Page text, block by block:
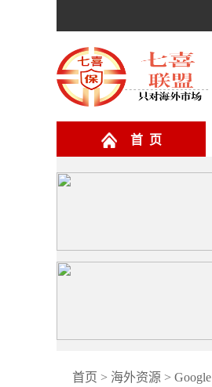
首 页
首页 > 海外资源 > Google